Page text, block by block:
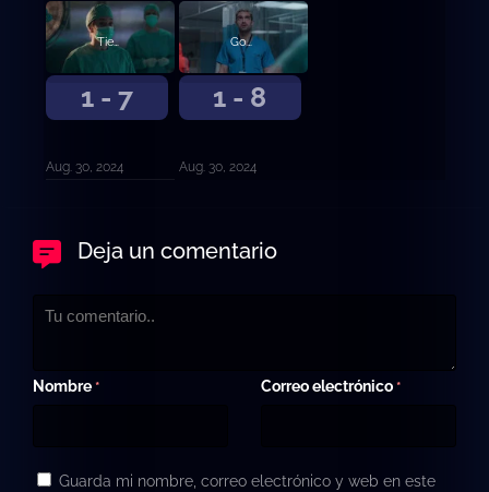
1 - 7
Tierra quemada
Aug. 30, 2024
1 - 8
Gota fría
Aug. 30, 2024
Deja un comentario
Nombre * Correo electrónico *
Guarda mi nombre, correo electrónico y web en este